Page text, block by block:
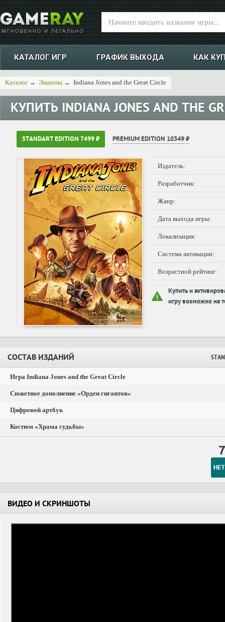
КАТАЛОГ ИГР ГРАФИК ВЫХОДА КАК
Каталог → Экшены → Indiana Jones and the Great Circle
КУПИТЬ INDIANA JONES AND THE
STANDART EDITION 7499 ₽ PREMIUM EDITION 10349 ₽
Издатель:
Разработчик:
Жанр:
Дата выхода игры:
Локализация:
Система активации:
Возрастной рейтинг:
Купить и
игру возможно на
СОСТАВ ИЗДАНИЙ
Игра Indiana Jones and the Great Circle
Cюжетное дополнение «Орден гигантов»
Цифровой артбук
Костюм «Храма судьбы»
ВИДЕО И СКРИНШОТЫ